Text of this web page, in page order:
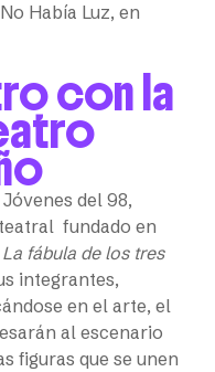
Había Luz, en
con la
del 98,
fundado en
La fábula de los tres
integrantes,
en el arte, el
al escenario
figuras que se unen